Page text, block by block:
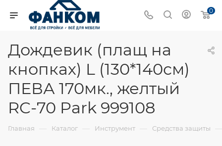
0
Дождевик (плащ на
кнопках) L (130*140см)
ПЕВА 170мк., желтый
RC-70 Park 999108
Главная — Каталог — Инструмент — Средства защиты —